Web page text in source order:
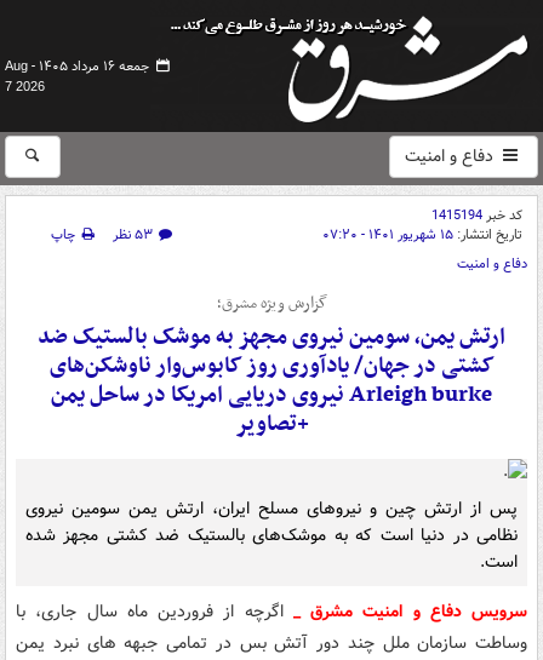
جمعه ۱۶ مرداد ۱۴۰۵ -
Aug
7 2026
دفاع و امنیت
کد خبر1415194
تاریخ انتشار: ۱۵ شهریور ۱۴۰۱ - ۰۷:۲۰ ۵۳ نظر
چاپ
دفاع و امنیت
گزارش ویژه مشرق؛
ارتش یمن، سومین نیروی مجهز به موشک بالستیک ضد
کشتی در جهان/ یادآوری روز کابوس‌وار ناوشکن‌های
Arleigh burke نیروی دریایی امریکا در ساحل یمن
+تصاویر
پس از ارتش چین و نیروهای مسلح ایران، ارتش یمن سومین نیروی
نظامی در دنیا است که به موشک‌های بالستیک ضد کشتی مجهز شده
است.
سرویس دفاع و امنیت مشرق _ اگرچه از فروردین ماه سال جاری، با
وساطت سازمان ملل چند دور آتش بس در تمامی جبهه های نبرد یمن